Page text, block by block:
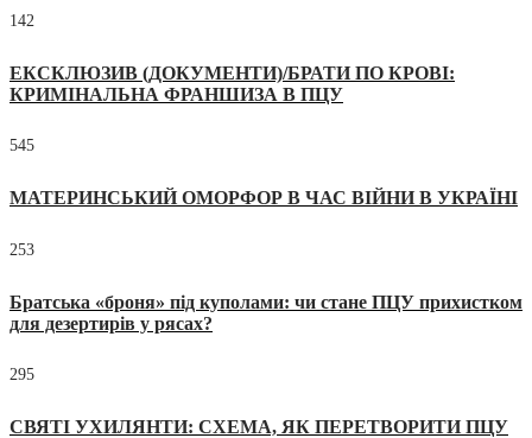
142
ЕКСКЛЮЗИВ (ДОКУМЕНТИ)/БРАТИ ПО КРОВІ:
КРИМІНАЛЬНА ФРАНШИЗА В ПЦУ
545
МАТЕРИНСЬКИЙ ОМОРФОР В ЧАС ВІЙНИ В УКРАЇНІ
253
Братська «броня» під куполами: чи стане ПЦУ прихистком
для дезертирів у рясах?
295
СВЯТІ УХИЛЯНТИ: СХЕМА, ЯК ПЕРЕТВОРИТИ ПЦУ